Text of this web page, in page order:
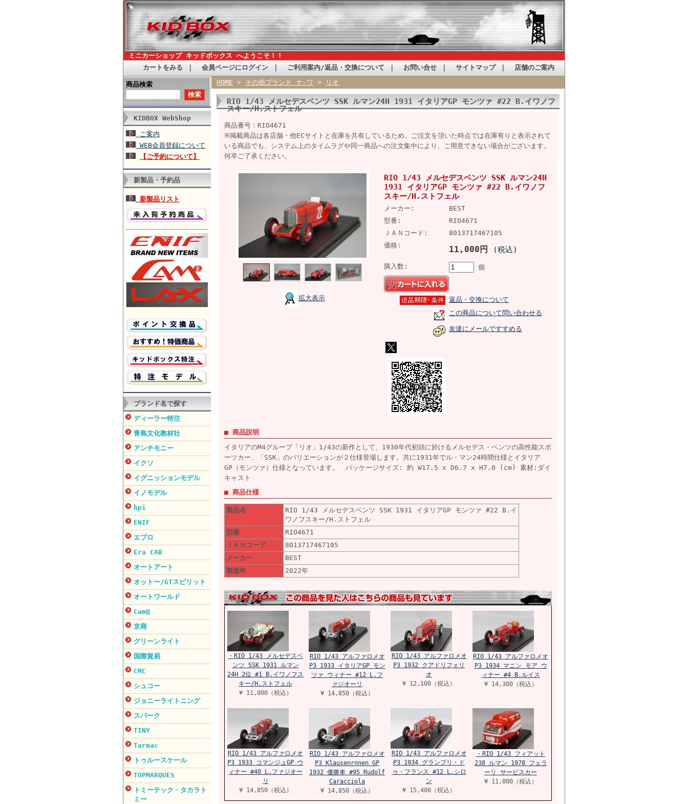
ミニカーショップ キッドボックス へようこそ！！
カートをみる
会員ページにログイン ご利用案内/返品・交換について お問い合せ サイトマップ｜ 店舗のご案内
商品検索
KIDBOX WebShop
ご案内
WEB会員登録について
【ご予約について】
新製品・予約品
新製品リスト
ブランド名で探す
ディーラー特注
青島文化教材社
アンチモニー
イクソ
イグニッションモデル
イノモデル
hpi
ENIF
エブロ
Era CAR
オートアート
オットー/GTスピリット
オートワールド
Cam@
京商
グリーンライト
国際貿易
CMC
シュコー
ジョニーライトニング
スパーク
TINY
Tarmac
トゥルースケール
TOPMARQUES
トミーテック・タカラト
ミー
HOME > その他ブランド ナ-ワ > リオ
RIO 1/43 メルセデスベンツ SSK ルマン24H 1931 イタリアGP モンツァ #22 B.イワノフ
スキー/H.ストフェル
商品番号：RIO4671
※掲載商品は各店舗・他ECサイトと在庫を共有しているため、ご注文を頂いた時点では在庫有りと表示されて
いる商品でも、システム上のタイムラグや同一商品への注文集中により、ご用意できない場合がございます。
何卒ご了承ください。
拡大表示
RIO 1/43 メルセデスベンツ SSK ルマン24H
1931 イタリアGP モンツァ #22 B.イワノフ
スキー/H.ストフェル
メーカー:
BEST
型番:
RIO4671
ＪＡＮコード:
8013717467105
価格:
11,000円 (税込)
購入数: 個
返品・交換について
この商品について問い合わせる
友達にメールですすめる
■ 商品説明
イタリアのM4グループ「リオ」1/43の新作として、1930年代初頭に於けるメルセデス・ベンツの高性能スポ
ーツカー、「SSK」のバリエーションが２仕様登場します。共に1931年でル・マン24時間仕様とイタリア
GP（モンツァ）仕様となっています。 パッケージサイズ: 約 W17.5 x D6.7 x H7.0 (cm) 素材:ダイ
キャスト
■ 商品仕様
製品名
RIO 1/43 メルセデスベンツ SSK 1931 イタリアGP モンツァ #22 B.イ
ワノフスキー/H.ストフェル
型番
RIO4671
ＪＡＮコード
8013717467105
メーカー
BEST
製造年
2022年
・RIO 1/43 メルセデスベ
ンツ SSK 1931 ルマン
24H 2位 #1 B.イワノフス
キー/H.ストフェル
¥ 11,000（税込）
RIO 1/43 アルファロメオ
P3 1933 イタリアGP モン
ツァ ウィナー #12 L.フ
ァジオーリ
¥ 14,850（税込）
RIO 1/43 アルファロメオ
P3 1932 クアドリフォリ
オ
¥ 12,100（税込）
RIO 1/43 アルファロメオ
P3 1934 マニン モア ウ
ィナー #4 B.ルイス
¥ 14,300（税込）
RIO 1/43 アルファロメオ
P3 1933 コマンジュGP ウ
ィナー #40 L.ファジオー
リ
¥ 14,850（税込）
RIO 1/43 アルファロメオ
P3 Klausenrnnen GP
1932 優勝車 #95 Rudolf
Caracciola
¥ 14,850（税込）
RIO 1/43 アルファロメオ
P3 1934 グランプリ・ド
ゥ・フランス #12 L.シロ
ン
¥ 15,400（税込）
・RIO 1/43 フィアット
238 ルマン 1978 フェラ
ーリ サービスカー
¥ 11,000（税込）